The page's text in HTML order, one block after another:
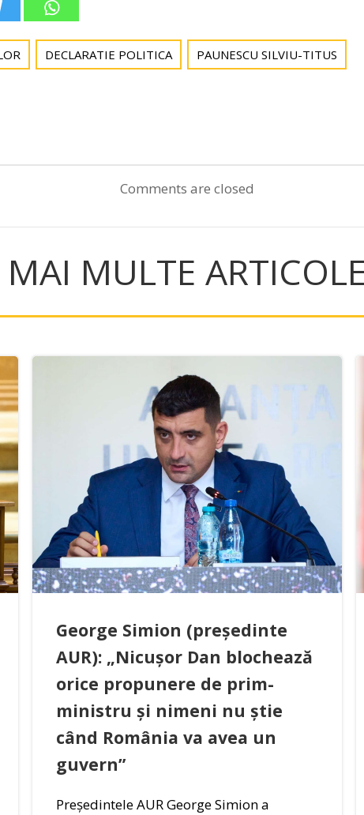
DECLARATIE POLITICA PAUNESCU SILVIU-TITUS
navigation
Comments are closed
MAI MULTE
George Simion (președinte
AUR): „Nicușor Dan blochează
orice propunere de prim-
ministru și nimeni nu știe
când România va avea un
guvern”
Președintele AUR George Simion a